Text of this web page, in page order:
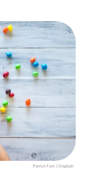
Patrick Fore | Unsplash